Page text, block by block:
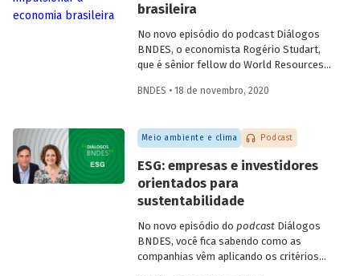
Instituto Aço Brasil.
brasileira
No novo episódio do podcast Diálogos
BNDES, o economista Rogério Studart,
que é sênior fellow do World Resources
Infraestrutura, Concessões e PPPs do
infraestrutura sustentável e conversam
sobre como os investimentos nessa área
econômica no Brasil, criando empregos e
melhorando a qualidade de vida da
população.
BNDES • 18 de novembro, 2020
Meio ambiente e clima Podcast
ESG: empresas e investidores
orientados para
sustentabilidade
No novo episódio do podcastDiálogos
BNDES, você fica sabendo como as
companhias vêm aplicando os critérios